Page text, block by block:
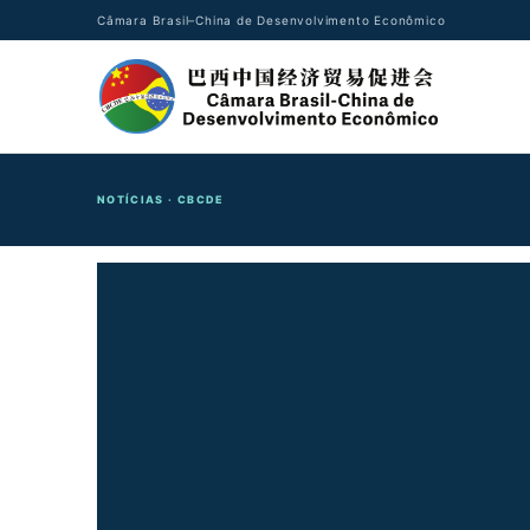
Câmara Brasil–China de Desenvolvimento Econômico
NOTÍCIAS · CBCDE